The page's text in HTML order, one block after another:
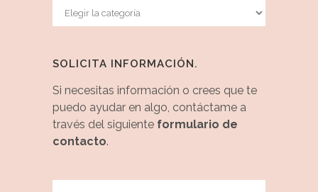
Categorias
SOLICITA INFORMACIÓN.
Si necesitas información o crees que te
puedo ayudar en algo, contáctame a
través del siguiente formulario de
contacto.